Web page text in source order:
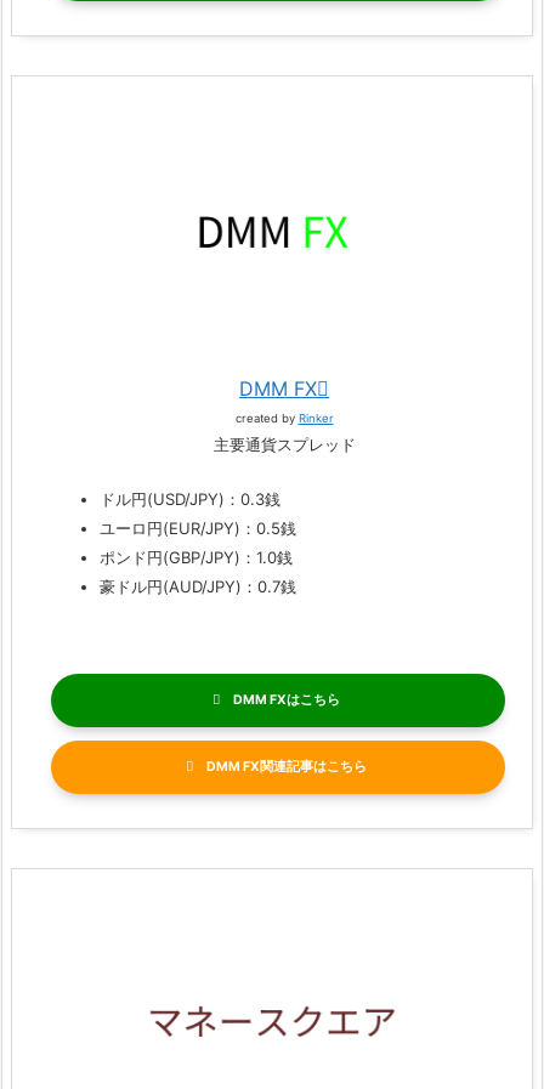
DMM FX
created by Rinker
主要通貨スプレッド
ドル円(USD/JPY)：0.3銭
ユーロ円(EUR/JPY)：0.5銭
ポンド円(GBP/JPY)：1.0銭
豪ドル円(AUD/JPY)：0.7銭
DMM FX
DMM FX関連記事